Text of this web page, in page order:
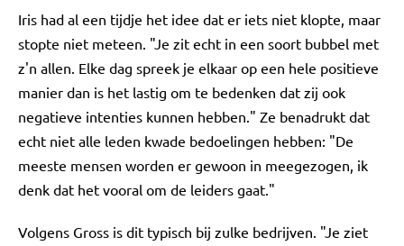
Iris had al een tijdje het idee dat er iets niet klopte, maar
stopte niet meteen. "Je zit echt in een soort bubbel met
z'n allen. Elke dag spreek je elkaar op een hele positieve
manier dan is het lastig om te bedenken dat zij ook
negatieve intenties kunnen hebben." Ze benadrukt dat
echt niet alle leden kwade bedoelingen hebben: "De
meeste mensen worden er gewoon in meegezogen, ik
denk dat het vooral om de leiders gaat."
Volgens Gross is dit typisch bij zulke bedrijven. "Je ziet